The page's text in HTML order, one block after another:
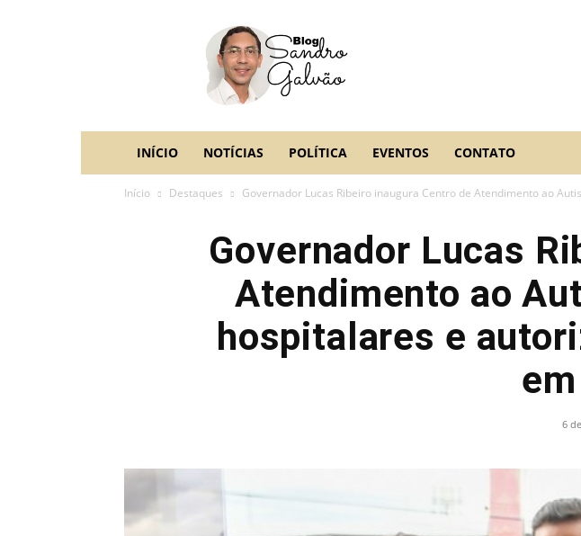
Sandro
Galvão
INÍCIO NOTÍCIAS POLÍTICA EVENTOS CONTATO
Início Destaques Governador Lucas Ribeiro inaugura Centro de Atendimento ao
Governador Lucas
Atendimento ao
hospitalares e
6